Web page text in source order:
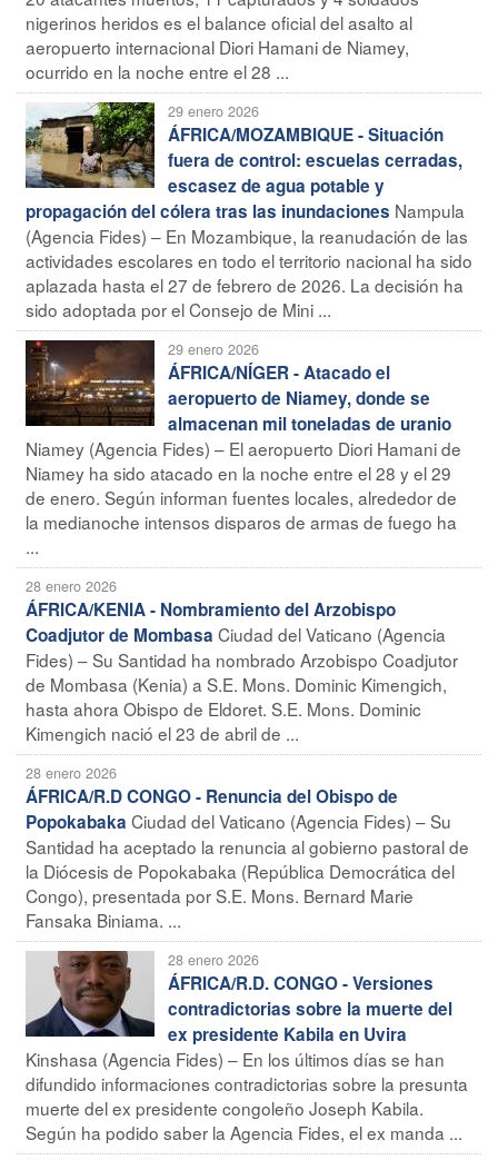
nigerinos heridos es el balance oficial del asalto al
aeropuerto internacional Diori Hamani de Niamey,
ocurrido en la noche entre el 28 ...
29 enero 2026
ÁFRICA/MOZAMBIQUE - Situación
fuera de control: escuelas cerradas,
escasez de agua potable y
propagación del cólera tras las inundaciones Nampula
(Agencia Fides) – En Mozambique, la reanudación de las
actividades escolares en todo el territorio nacional ha sido
aplazada hasta el 27 de febrero de 2026. La decisión ha
sido adoptada por el Consejo de Mini ...
29 enero 2026
ÁFRICA/NÍGER - Atacado el
aeropuerto de Niamey, donde se
almacenan mil toneladas de uranio
Niamey (Agencia Fides) – El aeropuerto Diori Hamani de
Niamey ha sido atacado en la noche entre el 28 y el 29
de enero. Según informan fuentes locales, alrededor de
la medianoche intensos disparos de armas de fuego ha
...
28 enero 2026
ÁFRICA/KENIA - Nombramiento del Arzobispo
Coadjutor de Mombasa Ciudad del Vaticano (Agencia
Fides) – Su Santidad ha nombrado Arzobispo Coadjutor
de Mombasa (Kenia) a S.E. Mons. Dominic Kimengich,
hasta ahora Obispo de Eldoret. S.E. Mons. Dominic
Kimengich nació el 23 de abril de ...
28 enero 2026
ÁFRICA/R.D CONGO - Renuncia del Obispo de
Popokabaka Ciudad del Vaticano (Agencia Fides) – Su
Santidad ha aceptado la renuncia al gobierno pastoral de
la Diócesis de Popokabaka (República Democrática del
Congo), presentada por S.E. Mons. Bernard Marie
Fansaka Biniama. ...
28 enero 2026
ÁFRICA/R.D. CONGO - Versiones
contradictorias sobre la muerte del
ex presidente Kabila en Uvira
Kinshasa (Agencia Fides) – En los últimos días se han
difundido informaciones contradictorias sobre la presunta
muerte del ex presidente congoleño Joseph Kabila.
Según ha podido saber la Agencia Fides, el ex manda ...